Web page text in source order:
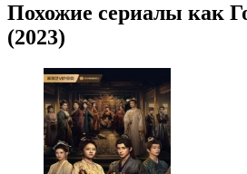
Похожие сериалы как
(2023)